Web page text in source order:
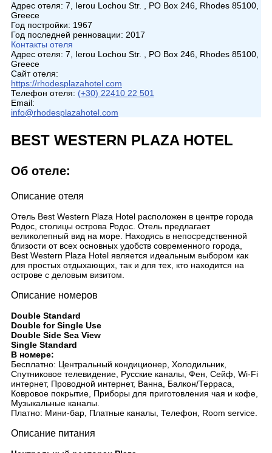
Адрес отеля: 7, Ierou Lochou Str. , PO Box 246, Rhodes 85100,
Greece
Год постройки: 1967
Год последней ренновации: 2017
Контакты отеля
Адрес отеля: 7, Ierou Lochou Str. , PO Box 246, Rhodes 85100,
Greece
Сайт отеля:
https://rhodesplazahotel.com
Телефон отеля: (+30) 22410 22 501
Email:
info@rhodesplazahotel.com
BEST WESTERN PLAZA HOTEL
Об отеле:
Описание отеля
Отель Best Western Plaza Hotel расположен в центре города
Родос, столицы острова Родос. Отель предлагает
великолепный вид на море. Находясь в непосредственной
близости от всех основных удобств современного города,
Best Western Plaza Hotel является идеальным выбором как
для простых отдыхающих, так и для тех, кто находится на
острове с деловым визитом.
Описание номеров
Double Standard
Double for Single Use
Double Side Sea View
Single Standard
В номере:
Бесплатно: Центральный кондиционер, Холодильник,
Спутниковое телевидение, Русские каналы, Фен, Сейф, Wi-Fi
интернет, Проводной интернет, Ванна, Балкон/Терраса,
Ковровое покрытие, Приборы для приготовления чая и кофе,
Музыкальные каналы.
Платно: Мини-бар, Платные каналы, Телефон, Room service.
Описание питания